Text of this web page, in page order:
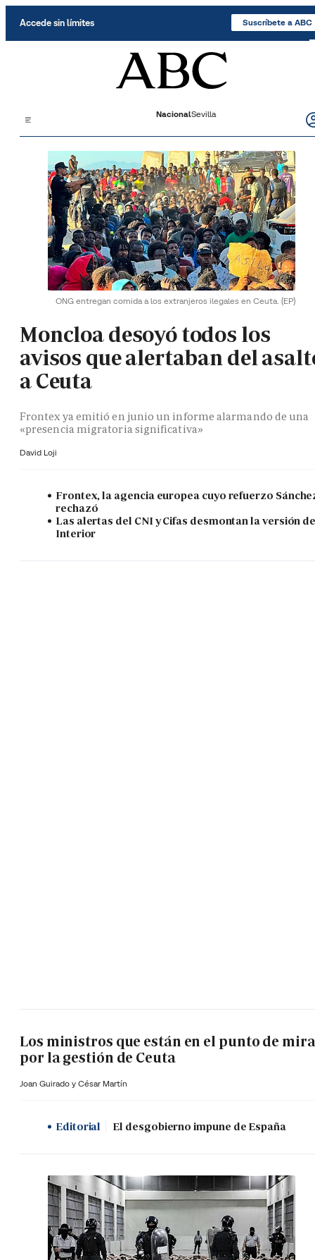
Accede sin límites Suscríbete a ABC
NacionalSevilla
ONG entregan comida a los extranjeros ilegales en Ceuta. (EP)
Moncloa desoyó todos los
avisos que alertaban del
a Ceuta
Frontex ya emitió en junio un informe alarmando de una
«presencia migratoria significativa»
David Loji
Frontex, la agencia europea cuyo refuerzo
rechazó
Las alertas del CNI y Cifas desmontan la versión
Interior
Los ministros que están en el punto de mira
por la gestión de Ceuta
Joan Guirado y César Martín
Editorial El desgobierno impune de España